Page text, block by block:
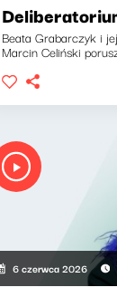
Beata Grabarczyk i
Marcin Celiński
6 czerwca 2026